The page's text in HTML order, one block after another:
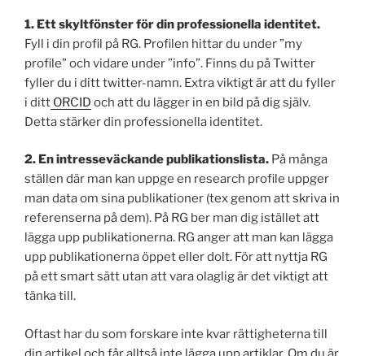
1. Ett skyltfönster för din professionella identitet.
Fyll i din profil på RG. Profilen hittar du under ”my
profile” och vidare under ”info”. Finns du på Twitter
fyller du i ditt twitter-namn. Extra viktigt är att du fyller
i ditt ORCID och att du lägger in en bild på dig själv.
Detta stärker din professionella identitet.
2. En intresseväckande publikationslista. På många
ställen där man kan uppge en research profile uppger
man data om sina publikationer (tex genom att skriva in
referenserna på dem). På RG ber man dig istället att
lägga upp publikationerna. RG anger att man kan lägga
upp publikationerna öppet eller dolt. För att nyttja RG
på ett smart sätt utan att vara olaglig är det viktigt att
tänka till.
Oftast har du som forskare inte kvar rättigheterna till